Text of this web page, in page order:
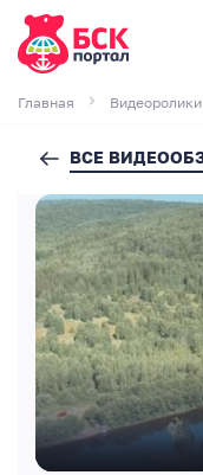
Главная Видеоролики
ВСЕ